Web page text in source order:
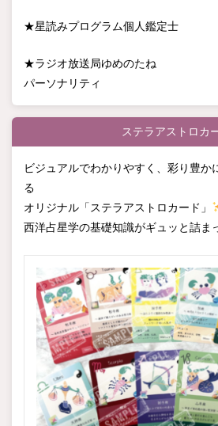
★星読みプログラム個人鑑定士
★ラジオ放送局ゆめのたね
パーソナリティ
ステラアストロカ
ビジュアルでわかりやすく、彩り豊か
る
オリジナル「ステラアストロカード」
西洋占星学の基礎知識がギュッと詰